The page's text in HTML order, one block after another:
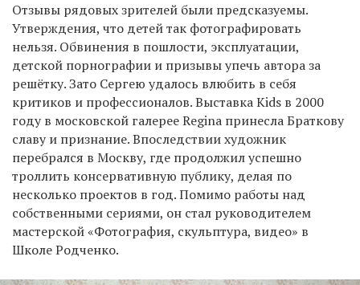
Отзывы рядовых зрителей были предсказуемы.
Утверждения, что детей так фотографировать
нельзя. Обвинения в пошлости, эксплуатации,
детской порнографии и призывы упечь автора за
решётку. Зато Сергею удалось влюбить в себя
критиков и профессионалов. Выставка Kids в 2000
году в московской галерее Regina принесла Браткову
славу и признание. Впоследствии художник
перебрался в Москву, где продолжил успешно
троллить консервативную публику, делая по
несколько проектов в год. Помимо работы над
собственными сериями, он стал руководителем
мастерской «Фотография, скульптура, видео» в
Школе Родченко.